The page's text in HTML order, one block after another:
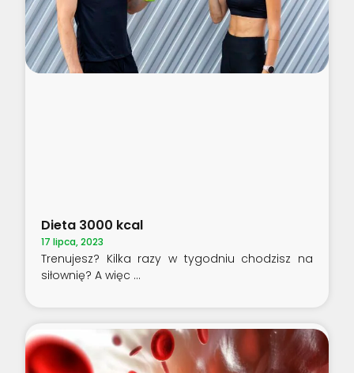
Dieta 3000 kcal
17 lipca, 2023
Trenujesz? Kilka razy w tygodniu chodzisz na
siłownię? A więc